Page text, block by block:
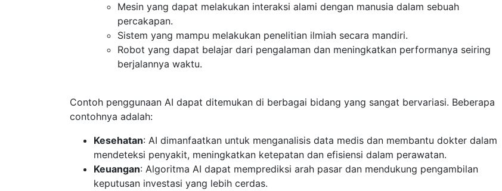
Mesin yang dapat melakukan interaksi alami dengan manusia dalam sebuah
percakapan.
Sistem yang mampu melakukan penelitian ilmiah secara mandiri.
Robot yang dapat belajar dari pengalaman dan meningkatkan performanya seiring
berjalannya waktu.
Contoh penggunaan AI dapat ditemukan di berbagai bidang yang sangat bervariasi. Beberapa
contohnya adalah:
Kesehatan: AI dimanfaatkan untuk menganalisis data medis dan membantu dokter dalam
mendeteksi penyakit, meningkatkan ketepatan dan efisiensi dalam perawatan.
Keuangan: Algoritma AI dapat memprediksi arah pasar dan mendukung pengambilan
keputusan investasi yang lebih cerdas.